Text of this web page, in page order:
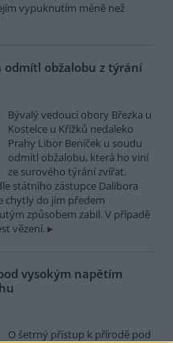
vypuknutím méně než
odmítl obžalobu z týrání
Bývalý vedoucí obory Březka u
Kostelce u Křížků nedaleko
Prahy Libor Beníček u soudu
odmítl obžalobu, která ho viní
ze surového týrání zvířat.
státního zástupce Dalibora
chytly do jím předem
způsobem zabil. V případě
vězení.
vysokým napětím
O šetrný přístup k přírodě pod